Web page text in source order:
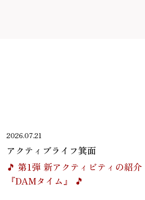
2026.07.21
アクティブライフ箕面
🎵 第1弾 新アクティビティの紹介
『DAMタイム』 🎵